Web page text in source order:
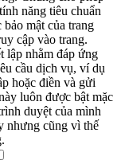
năng tiêu chuẩn
mật của trang
cập vào trang.
lập nhằm đáp ứng
cầu dịch vụ, ví dụ
hoặc điền và gửi
luôn được bật mặc
duyệt của mình
nhưng cũng vì thế